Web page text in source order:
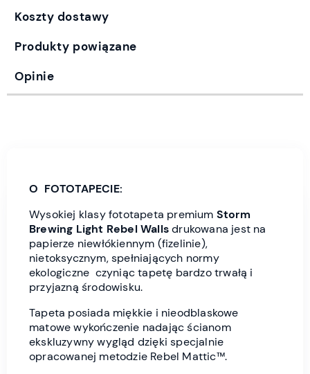
Koszty dostawy
Produkty powiązane
Opinie
O FOTOTAPECIE:
Wysokiej klasy fototapeta premium Storm
Brewing Light Rebel Wallsdrukowana jest na
papierze niewłókiennym (fizelinie),
nietoksycznym, spełniających normy
ekologiczne czyniąc tapetę bardzo trwałą i
przyjazną środowisku.
Tapeta posiada miękkie i nieodblaskowe
matowe wykończenie nadając ścianom
ekskluzywny wygląd dzięki specjalnie
opracowanej metodzie Rebel Mattic™.